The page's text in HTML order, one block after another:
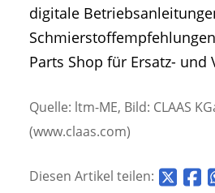
digitale
Parts Shop für Ersatz- und
Quelle: ltm-ME, Bild: CLAAS
(www.claas.com)
Diesen Artikel teilen: